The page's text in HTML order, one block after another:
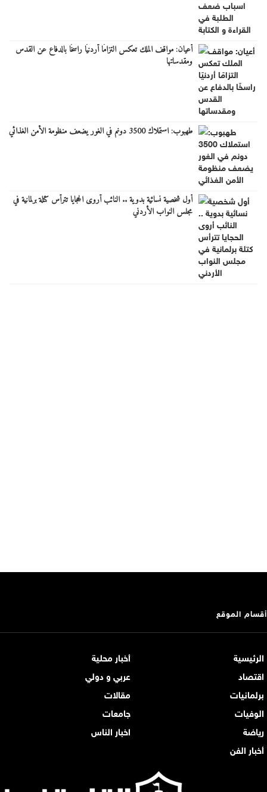
أعيان: مواقف الملك تعكس التزامًا أردنيًا راسخًا بالدفاع عن القدس
ومقدساتها
طهبوب: استملاك 3500 دونم في الغور يضعف منظومة الأمن الغذائي
أول شخصية نسائية بدوية .. النائب أروى الحجايا تترأس كتلة برلمانية في
مجلس النواب الأردني
أقسام الموقع
الرئيسية
أخبار محلية
اقتصاد
عربي و دولي
برلمانيات
مقالات
الوفيات
جامعات
رياضة
اخبار الناس
أخبار الفن